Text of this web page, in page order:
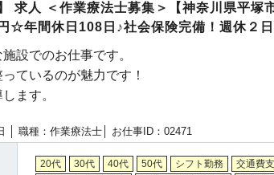
求人 ＜作業療法士募集＞【神奈川県平塚
☆年間休日108日♪社会保険完備！週休２
設でのお仕事です。
ているのが魅力です！
ます。
│ 職種：作業療法士│ お仕事ID：02471
20代 30代 40代 50代 シフト勤務 交通費